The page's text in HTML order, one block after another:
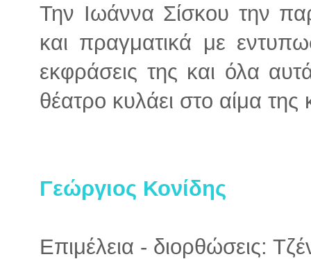
Την Ιωάννα Σίσκου την
και πραγματικά με
εκφράσεις της και όλα
θέατρο κυλάει στο αίμα της
Γεώργιος Κονίδης
Επιμέλεια - διορθώσεις: